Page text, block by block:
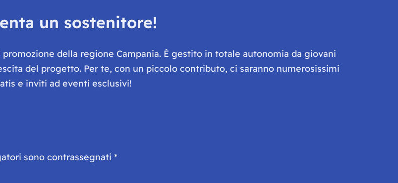
un sostenitore!
della regione Campania. È gestito in totale autonomia da giovani
del progetto. Per te, con un piccolo contributo, ci saranno numerosissimi
e inviti ad eventi esclusivi!
sono contrassegnati *